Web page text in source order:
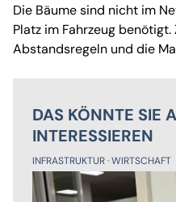
Die Bäume sind nicht im
Platz im Fahrzeug
Abstandsregeln und die
DAS KÖNNTE SIE
INTERESSIEREN
INFRASTRUKTUR WIRTSCHAFT